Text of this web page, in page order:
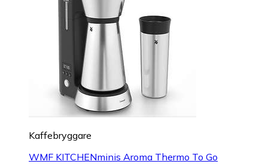
Kaffebryggare
WMF KITCHENminis Aroma Thermo To Go